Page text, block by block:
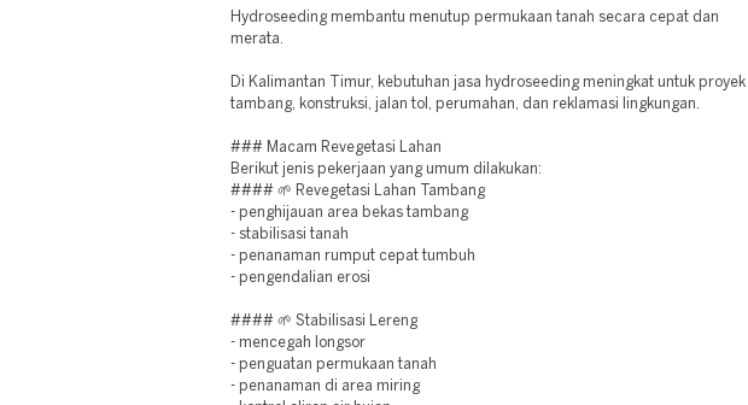
Hydroseeding membantu menutup permukaan tanah secara cepat dan
merata.
Di Kalimantan Timur, kebutuhan jasa hydroseeding meningkat untuk proyek
tambang, konstruksi, jalan tol, perumahan, dan reklamasi lingkungan.
### Macam Revegetasi Lahan
Berikut jenis pekerjaan yang umum dilakukan:
#### 🌱 Revegetasi Lahan Tambang
- penghijauan area bekas tambang
- stabilisasi tanah
- penanaman rumput cepat tumbuh
- pengendalian erosi
#### 🌱 Stabilisasi Lereng
- mencegah longsor
- penguatan permukaan tanah
- penanaman di area miring